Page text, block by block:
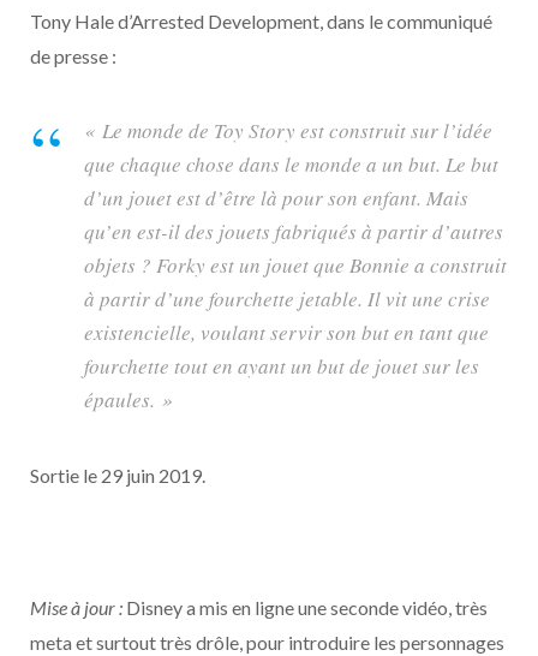
Tony Hale d’Arrested Development, dans le communiqué
de presse :
« Le monde de Toy Story est construit sur l’idée
que chaque chose dans le monde a un but. Le but
d’un jouet est d’être là pour son enfant. Mais
qu’en est-il des jouets fabriqués à partir d’autres
objets ? Forky est un jouet que Bonnie a construit
à partir d’une fourchette jetable. Il vit une crise
existencielle, voulant servir son but en tant que
fourchette tout en ayant un but de jouet sur les
épaules. »
Sortie le 29 juin 2019.
Mise à jour : Disney a mis en ligne une seconde vidéo, très
meta et surtout très drôle, pour introduire les personnages